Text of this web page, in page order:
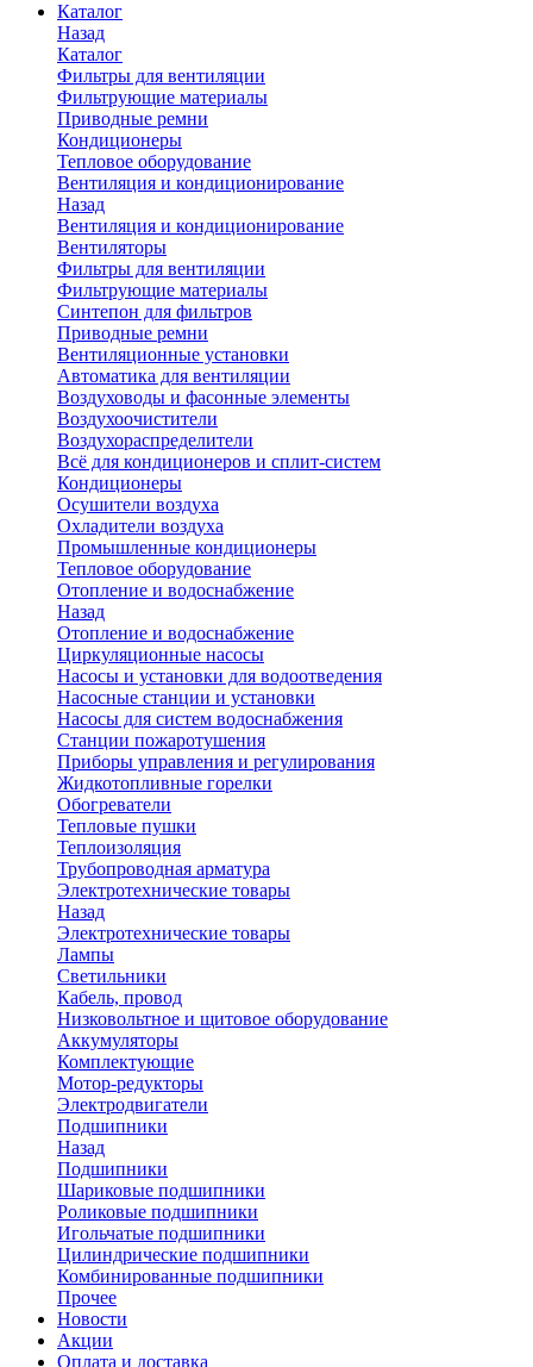
Каталог
Назад
Каталог
Фильтры для вентиляции
Фильтрующие материалы
Приводные ремни
Кондиционеры
Тепловое оборудование
Вентиляция и кондиционирование
Назад
Вентиляция и кондиционирование
Вентиляторы
Фильтры для вентиляции
Фильтрующие материалы
Синтепон для фильтров
Приводные ремни
Вентиляционные установки
Автоматика для вентиляции
Воздуховоды и фасонные элементы
Воздухоочистители
Воздухораспределители
Всё для кондиционеров и сплит-систем
Кондиционеры
Осушители воздуха
Охладители воздуха
Промышленные кондиционеры
Тепловое оборудование
Отопление и водоснабжение
Назад
Отопление и водоснабжение
Циркуляционные насосы
Насосы и установки для водоотведения
Насосные станции и установки
Насосы для систем водоснабжения
Станции пожаротушения
Приборы управления и регулирования
Жидкотопливные горелки
Обогреватели
Тепловые пушки
Теплоизоляция
Трубопроводная арматура
Электротехнические товары
Назад
Электротехнические товары
Лампы
Светильники
Кабель, провод
Низковольтное и щитовое оборудование
Аккумуляторы
Комплектующие
Мотор-редукторы
Электродвигатели
Подшипники
Назад
Подшипники
Шариковые подшипники
Роликовые подшипники
Игольчатые подшипники
Цилиндрические подшипники
Комбинированные подшипники
Прочее
Новости
Акции
Оплата и доставка